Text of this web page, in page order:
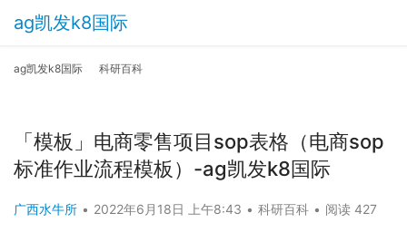
ag凯发k8国际
ag凯发k8国际 科研百科
「模板」电商零售项目sop表格（电商sop
标准作业流程模板）-ag凯发k8国际
广西水牛所 • 2022年6月18日 上午8:43 • 科研百科 • 阅读 427